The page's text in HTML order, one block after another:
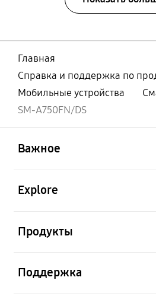
Главная
Справка и поддержка по
Мобильные устройства
SM-A750FN/DS
Важное
Explore
Продукты
Поддержка